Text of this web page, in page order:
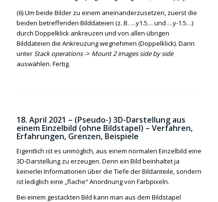
(6) Um beide Bilder zu einem aneinanderzusetzen, zuerst die
beiden betreffenden Bilddateien (z. B. …y1.5… und …y-1.5…)
durch Doppelklick ankreuzen und von allen übrigen
Bilddateien die Ankreuzung wegnehmen (Doppelklick). Dann
unterStack operations-> Mount 2 images side by side
auswählen. Fertig.
18. April 2021 – (Pseudo-) 3D-Darstellung aus
einem Einzelbild (ohne Bildstapel) – Verfahren,
Erfahrungen, Grenzen, Beispiele
Eigentlich ist es unmöglich, aus einem normalen Einzelbild eine
3D-Darstellung zu erzeugen. Denn ein Bild beinhaltet ja
keinerlei Informationen über die Tiefe der Bildanteile, sondern
ist lediglich eine „flache“ Anordnung von Farbpixeln.
Bei einem gestackten Bild kann man aus dem Bildstapel